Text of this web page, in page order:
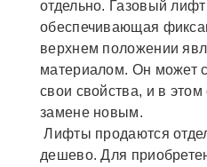
отдельно. Газовый
обеспечивающая
верхнем положении
материалом. Он может
свои свойства, и в
замене новым.
Лифты продаются
дешево. Для